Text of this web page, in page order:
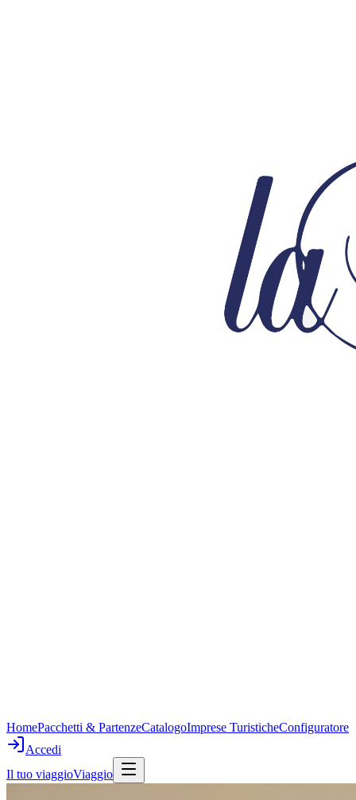
HomePacchetti & PartenzeCatalogoImprese TuristicheConfiguratore
Accedi
Il tuo viaggioViaggio